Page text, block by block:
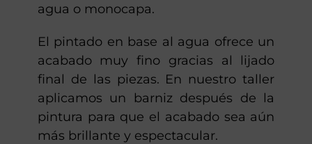
agua o monocapa.
El pintado en base al agua ofrece un
acabado muy fino gracias al lijado
final de las piezas. En nuestro taller
aplicamos un barniz después de la
pintura para que el acabado sea aún
más brillante y espectacular.